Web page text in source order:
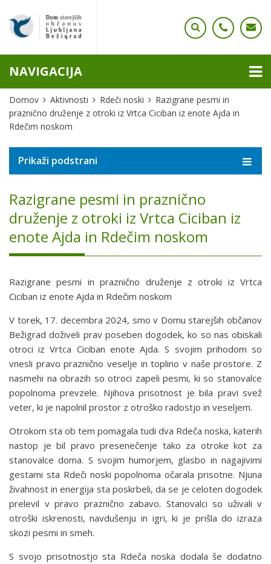
NAVIGACIJA
Domov Aktivnosti Rdeči noski
Razigrane pesmi in
praznično druženje z otroki iz Vrtca Ciciban iz enote Ajda in
Rdečim noskom
Prikaži podstrani
Razigrane pesmi in praznično
druženje z otroki iz Vrtca Ciciban iz
enote Ajda in Rdečim noskom
Razigrane pesmi in praznično druženje z otroki iz Vrtca
Ciciban iz enote Ajda in Rdečim noskom
V torek, 17. decembra 2024, smo v Domu starejših občanov
Bežigrad doživeli prav poseben dogodek, ko so nas obiskali
otroci iz Vrtca Ciciban enote Ajda. S svojim prihodom so
vnesli pravo praznično veselje in toplino v naše prostore. Z
nasmehi na obrazih so otroci zapeli pesmi, ki so stanovalce
popolnoma prevzele. Njihova prisotnost je bila pravi svež
veter, ki je napolnil prostor z otroško radostjo in veseljem.
Otrokom sta ob tem pomagala tudi dva Rdeča noska, katerih
nastop je bil pravo presenečenje tako za otroke kot za
stanovalce doma. S svojim humorjem, glasbo in nagajivimi
gestami sta Rdeči noski popolnoma očarala prisotne. Njuna
živahnost in energija sta poskrbeli, da se je celoten dogodek
prelevil v pravo praznično zabavo. Stanovalci so uživali v
otroški iskrenosti, navdušenju in igri, ki je prišla do izraza
skozi pesmi in smeh.
S svojo prisotnostjo sta Rdeča noska dodala še dodatno